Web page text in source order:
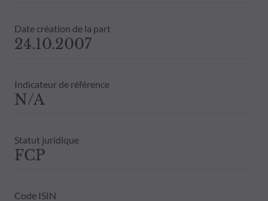
Date création de la part
24.10.2007
Indicateur de référence
N/A
Statut juridique
FCP
Code ISIN
Le traitement fiscal lié à